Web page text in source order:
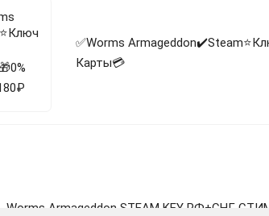
✅Worms
Карты💳
Worms Armageddon STEAM KEY РФ+СНГ